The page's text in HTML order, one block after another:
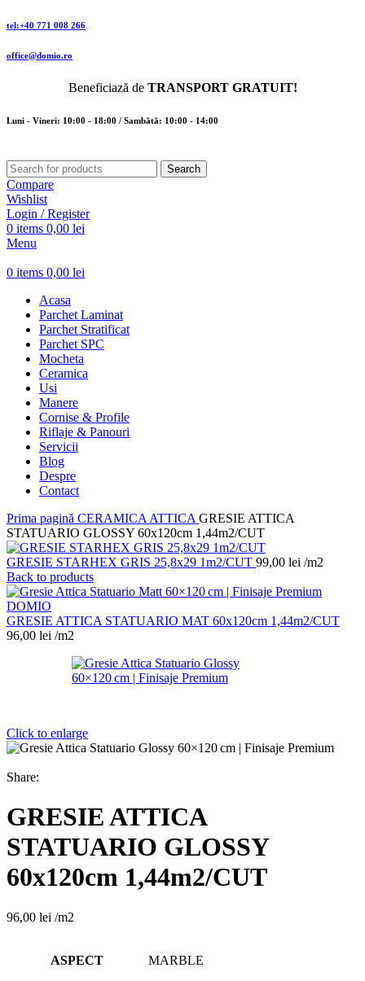
tel:+40 771 008 266
office@domio.ro
Beneficiază de TRANSPORT GRATUIT!
Luni - Vineri: 10:00 - 18:00 / Sambătă: 10:00 - 14:00
Search
Compare
Wishlist
Login / Register
0 items 0,00 lei
Menu
0 items 0,00 lei
Acasa
Parchet Laminat
Parchet Stratificat
Parchet SPC
Mocheta
Ceramica
Usi
Manere
Cornise & Profile
Riflaje & Panouri
Servicii
Blog
Despre
Contact
Prima pagină CERAMICA ATTICA GRESIE ATTICA
STATUARIO GLOSSY 60x120cm 1,44m2/CUT
GRESIE STARHEX GRIS 25,8x29 1m2/CUT 99,00 lei /m2
Back to products
GRESIE ATTICA STATUARIO MAT 60x120cm 1,44m2/CUT
96,00 lei /m2
Click to enlarge
Share:
GRESIE ATTICA
STATUARIO GLOSSY
60x120cm 1,44m2/CUT
96,00 lei /m2
ASPECT MARBLE